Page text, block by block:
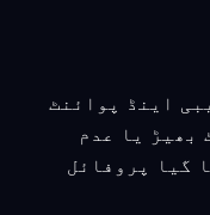
اینڈ پوائنٹ
بھیڑ یا عدم
گیا پروفائل